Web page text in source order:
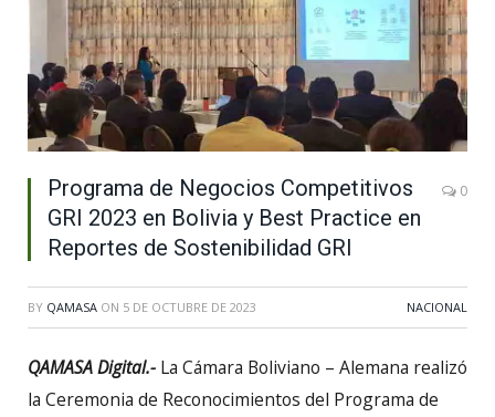
Programa de Negocios Competitivos
GRI 2023 en Bolivia y Best Practice en
Reportes de Sostenibilidad GRI
0
BY QAMASA ON 5 DE OCTUBRE DE 2023 NACIONAL
QAMASA Digital.- La Cámara Boliviano – Alemana realizó
la Ceremonia de Reconocimientos del Programa de